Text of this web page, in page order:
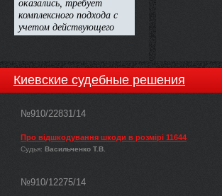
Киевские судебные решения
№910/22831/14
Про відшкодування шкоди в розмірі 11644
Судья: Васильченко Т.В.
№910/12275/14